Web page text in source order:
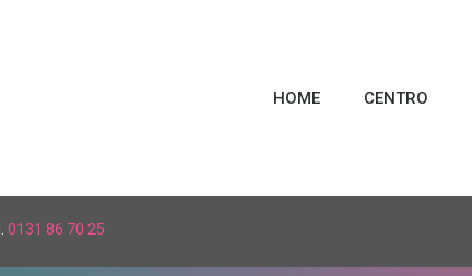
HOME CENTRO
0131 86 70 25